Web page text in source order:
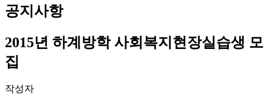
공지사항
2015년 하계방학 사회복지현장실습생 모
집
작성자